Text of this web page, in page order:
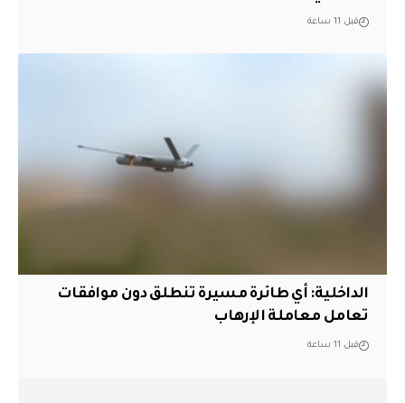
قبل 11 ساعة
الداخلية: أي طائرة مسيرة تنطلق دون موافقات
تعامل معاملة الإرهاب
قبل 11 ساعة